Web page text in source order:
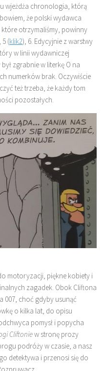
wjeżdża chronologia, którą
że polski wydawca
otrzymaliśmy, powinny
5 (klik2), 6. Edycyjnie z warstwy
w linii wydawniczej
zgrabnie w literkę O na
numerków brak. Oczywiście
też trzeba, że każdy tom
pozostałych.
motoryzacji, piękne kobiety i
zagadek. Obok Cliftona
007, choć gdyby usunąć
o kilka lat, do opisu
pomysł i popycha
Cliftoniew stronę prozy
podróży w czasie, a nasz
detektywa i przenosi się do